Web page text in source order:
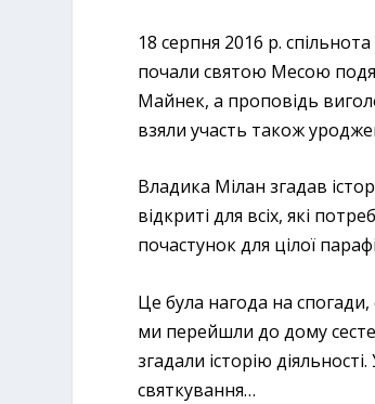
18 серпня 2016 р.
почали святою Месою
Майнек, а проповідь
взяли участь також
Владика Мілан згадав
відкриті для всіх, які
почастунок для цілої
Це була нагода на спогади,
ми перейшли до дому
згадали історію
святкування…